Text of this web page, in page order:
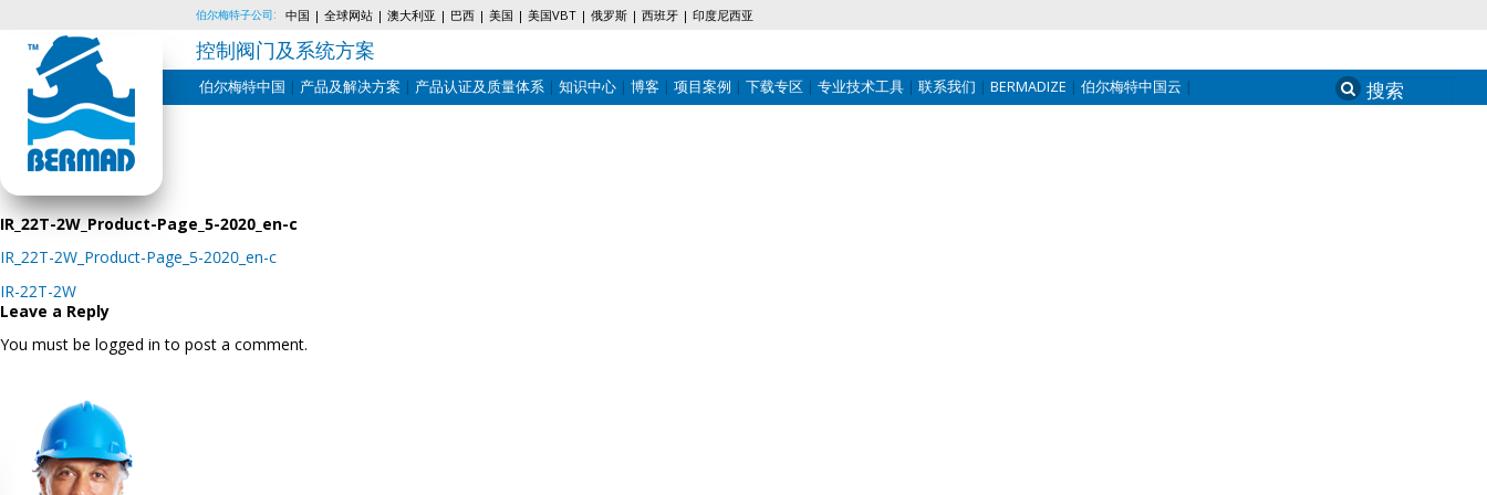
Skip
content
伯尔梅特子公司: 中国 全球网站 澳大利亚 巴西 美国 美国VBT 俄罗斯 西班牙 印度尼西亚
控制阀门及系统方案
伯尔梅特中国 产品及解决方案 产品认证及质量体系 知识中心 博客 项目案例 下载专区 专业技术工具 联系我们 BERMADIZE 伯尔梅特中国云 Search
for:
IR_22T-2W_Product-Page_5-2020_en-c
IR_22T-2W_Product-Page_5-2020_en-c
Post
navigation
IR-22T-2W
Leave a Reply
You must be logged in to post a comment.